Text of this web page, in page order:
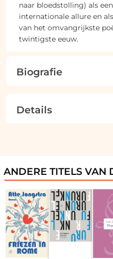
naar bloedstolling) als
internationale allure en
van het omvangrijkste
twintigste eeuw.
Biografie
Details
ANDERE TITELS VAN